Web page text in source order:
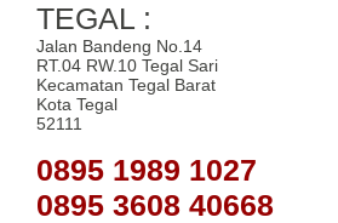
TEGAL :
Jalan Bandeng No.14
RT.04 RW.10 Tegal Sari
Kecamatan Tegal Barat
Kota Tegal
52111
0895 1989 1027
0895 3608 40668